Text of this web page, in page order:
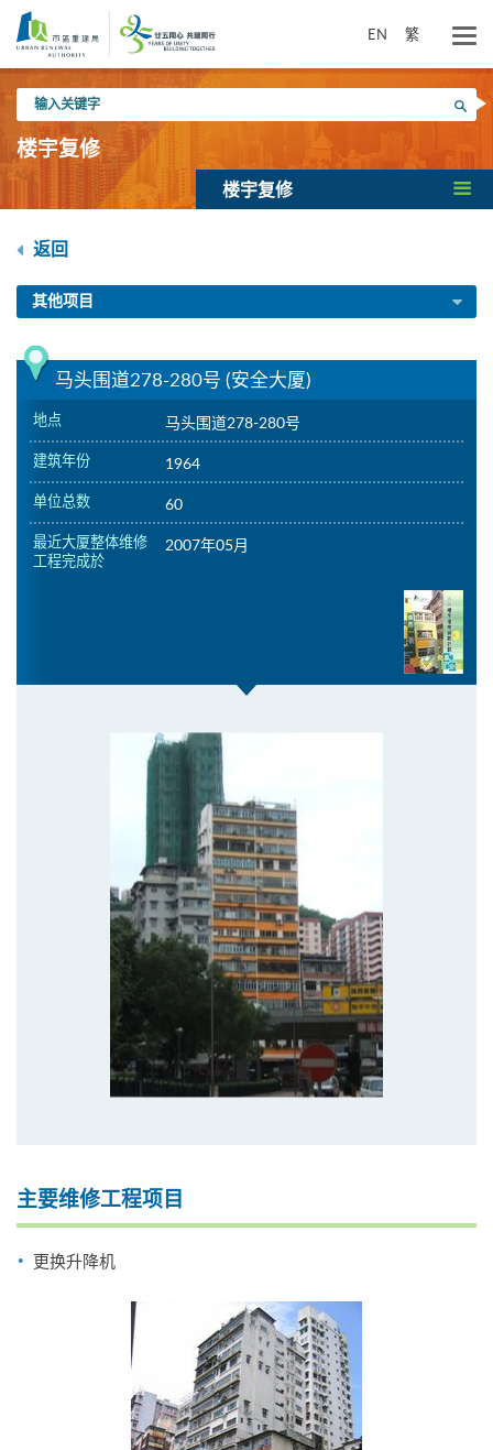
内
EN 繁
入
关
键
搜寻
楼宇复修
楼宇复修
返回
其他项目
马头围道278-280号 (安全大厦)
地点 马头围道278-280号
建筑年份 1964
单位总数 60
最近大厦整体维修
工程完成於
2007年05月
主要维修工程项目
更换升降机